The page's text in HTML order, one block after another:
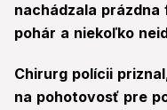
nachádzala
pohár a niekoľko
Chirurg polícii
na pohotovosť pre